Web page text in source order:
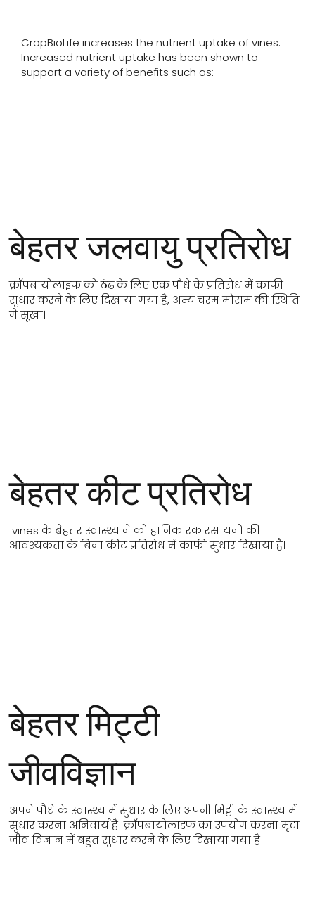
CropBioLife increases the nutrient uptake of vines.
Increased nutrient uptake has been shown to
support a variety of benefits such as:
बेहतर जलवायु प्रतिरोध
क्रॉपबायोलाइफ को ठंढ के लिए एक पौधे के प्रतिरोध में काफी
सुधार करने के लिए दिखाया गया है, अन्य चरम मौसम की स्थिति
में सूखा।
बेहतर कीट प्रतिरोध
vines के बेहतर स्वास्थ्य ने को हानिकारक रसायनों की
आवश्यकता के बिना कीट प्रतिरोध में काफी सुधार दिखाया है।
बेहतर मिट्टी
जीवविज्ञान
अपने पौधे के स्वास्थ्य में सुधार के लिए अपनी मिट्टी के स्वास्थ्य में
सुधार करना अनिवार्य है। क्रॉपबायोलाइफ का उपयोग करना मृदा
जीव विज्ञान में बहुत सुधार करने के लिए दिखाया गया है।